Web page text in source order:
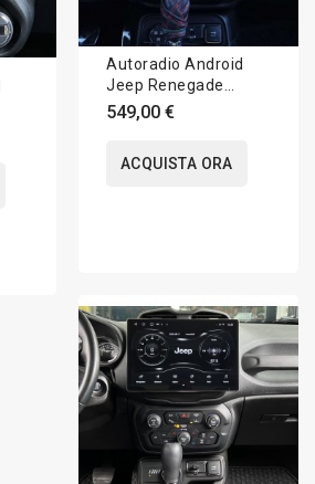
Autoradio Android
Jeep Renegade
2014-2022 Apple
CarPlay 11.8 pollici
549,00 €
ACQUISTA ORA